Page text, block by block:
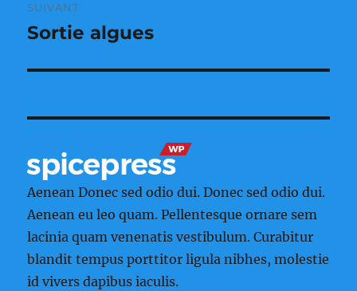
SUIVANT
Publication
Sortie algues
Aenean Donec sed odio dui. Donec sed odio dui.
Aenean eu leo quam. Pellentesque ornare sem
lacinia quam venenatis vestibulum. Curabitur
blandit tempus porttitor ligula nibhes, molestie
id vivers dapibus iaculis.